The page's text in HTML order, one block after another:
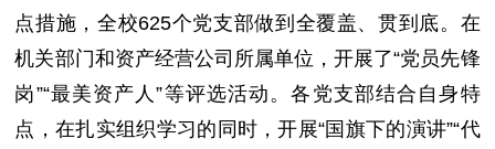
点措施，全校625个党支部做到全覆盖、贯到底。在
机关部门和资产经营公司所属单位，开展了“党员先锋
岗”“最美资产人”等评选活动。各党支部结合自身特
点，在扎实组织学习的同时，开展“国旗下的演讲”“代